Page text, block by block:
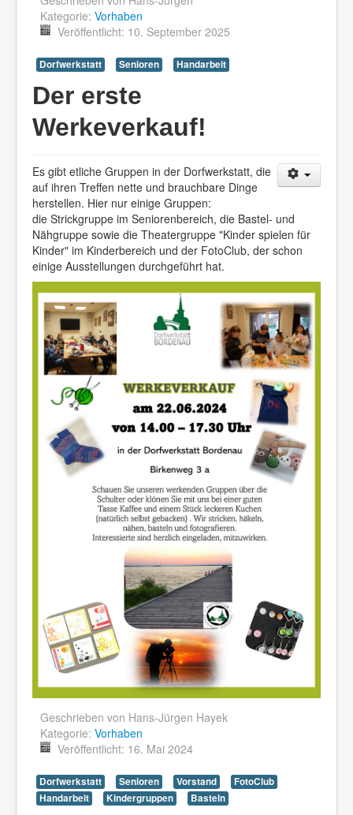
Kategorie: Vorhaben
Veröffentlicht: 10. September 2025
Dorfwerkstatt Senioren Handarbeit
Der erste
Werkeverkauf!
Es gibt etliche Gruppen in der Dorfwerkstatt, die
auf ihren Treffen nette und brauchbare Dinge
herstellen. Hier nur einige Gruppen:
die Strickgruppe im Seniorenbereich, die Bastel- und
Nähgruppe sowie die Theatergruppe "Kinder spielen für
Kinder" im Kinderbereich und der FotoClub, der schon
einige Ausstellungen durchgeführt hat.
Geschrieben von Hans-Jürgen Hayek
Kategorie: Vorhaben
Veröffentlicht: 16. Mai 2024
Dorfwerkstatt Senioren Vorstand
FotoClub
Handarbeit
Kindergruppen Basteln